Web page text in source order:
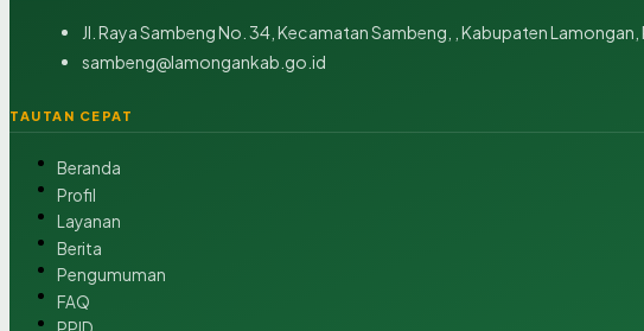
Jl. Raya Sambeng No. 34, Kecamatan Sambeng, , Kabupaten
sambeng@lamongankab.go.id
TAUTAN CEPAT
Beranda
Profil
Layanan
Berita
Pengumuman
FAQ